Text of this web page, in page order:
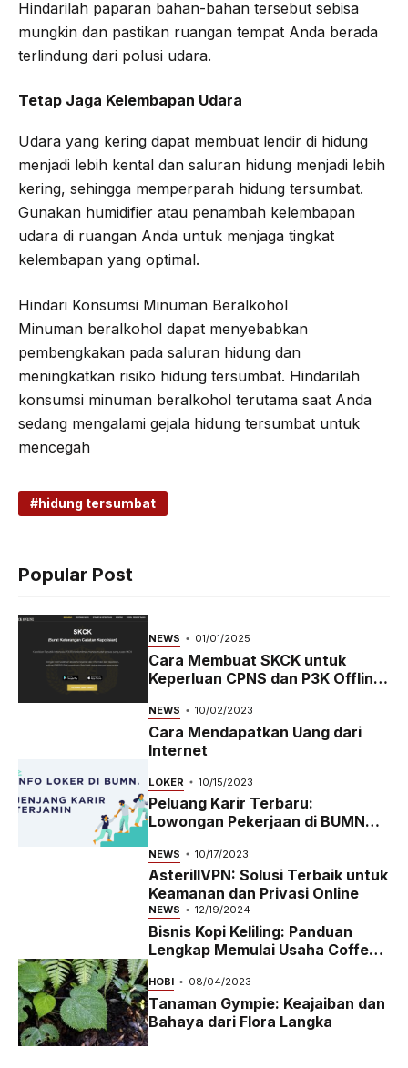
Hindarilah paparan bahan-bahan tersebut sebisa
mungkin dan pastikan ruangan tempat Anda berada
terlindung dari polusi udara.
Tetap Jaga Kelembapan Udara
Udara yang kering dapat membuat lendir di hidung
menjadi lebih kental dan saluran hidung menjadi lebih
kering, sehingga memperparah hidung tersumbat.
Gunakan humidifier atau penambah kelembapan
udara di ruangan Anda untuk menjaga tingkat
kelembapan yang optimal.
Hindari Konsumsi Minuman Beralkohol
Minuman beralkohol dapat menyebabkan
pembengkakan pada saluran hidung dan
meningkatkan risiko hidung tersumbat. Hindarilah
konsumsi minuman beralkohol terutama saat Anda
sedang mengalami gejala hidung tersumbat untuk
mencegah
hidung tersumbat
Popular Post
NEWS 01/01/2025
Cara Membuat SKCK untuk
Keperluan CPNS dan P3K Offline
NEWS 10/02/2023
Cara Mendapatkan Uang dari
Internet
LOKER 10/15/2023
Peluang Karir Terbaru:
Lowongan Pekerjaan di BUMN
NEWS 10/17/2023
AsterillVPN: Solusi Terbaik untuk
Keamanan dan Privasi Online
NEWS 12/19/2024
Bisnis Kopi Keliling: Panduan
Lengkap Memulai Usaha Coffee
Bike yang Menguntungkan di
2024
HOBI 08/04/2023
Tanaman Gympie: Keajaiban dan
Bahaya dari Flora Langka